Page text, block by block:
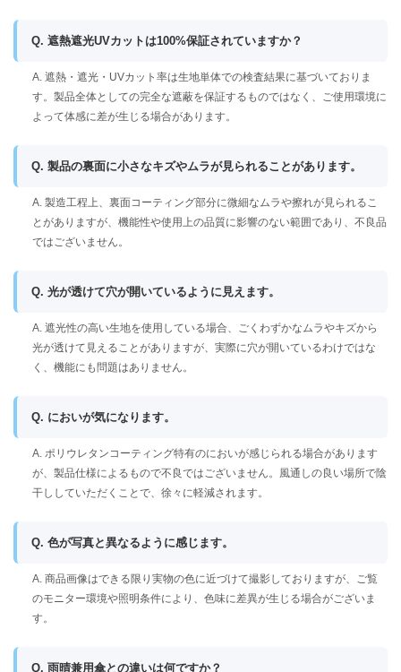
Q. 遮熱遮光UVカットは100%保証されていますか？
A. 遮熱・遮光・UVカット率は生地単体での検査結果に基づいておりま
す。製品全体としての完全な遮蔽を保証するものではなく、ご使用環境に
よって体感に差が生じる場合があります。
Q. 製品の裏面に小さなキズやムラが見られることがあります。
A. 製造工程上、裏面コーティング部分に微細なムラや擦れが見られるこ
とがありますが、機能性や使用上の品質に影響のない範囲であり、不良品
ではございません。
Q. 光が透けて穴が開いているように見えます。
A. 遮光性の高い生地を使用している場合、ごくわずかなムラやキズから
光が透けて見えることがありますが、実際に穴が開いているわけではな
く、機能にも問題はありません。
Q. においが気になります。
A. ポリウレタンコーティング特有のにおいが感じられる場合があります
が、製品仕様によるもので不良ではございません。風通しの良い場所で陰
干ししていただくことで、徐々に軽減されます。
Q. 色が写真と異なるように感じます。
A. 商品画像はできる限り実物の色に近づけて撮影しておりますが、ご覧
のモニター環境や照明条件により、色味に差異が生じる場合がございま
す。
Q. 雨晴兼用傘との違いは何ですか？